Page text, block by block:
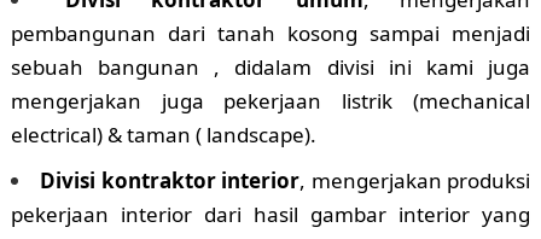
pembangunan dari tanah kosong sampai menjadi
sebuah bangunan , didalam divisi ini kami juga
mengerjakan juga pekerjaan listrik (mechanical
electrical) & taman ( landscape).
Divisi kontraktor interior, mengerjakan produksi
pekerjaan interior dari hasil gambar interior yang